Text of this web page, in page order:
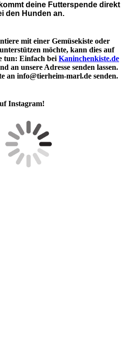
deine Futterspende direkt
den Hunden an.
mit einer Gemüsekiste oder
möchte, kann dies auf
tun: Einfach bei Kaninchenkiste.de
an unsere Adresse senden lassen.
an info@tierheim-marl.de senden.
Instagram!